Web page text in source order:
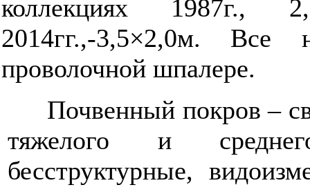
коллекциях 1987г.,
2014гг.,-3,5×2,0м. Все
проволочной шпалере.
Почвенный покров –
тяжелого и
бесструктурные,